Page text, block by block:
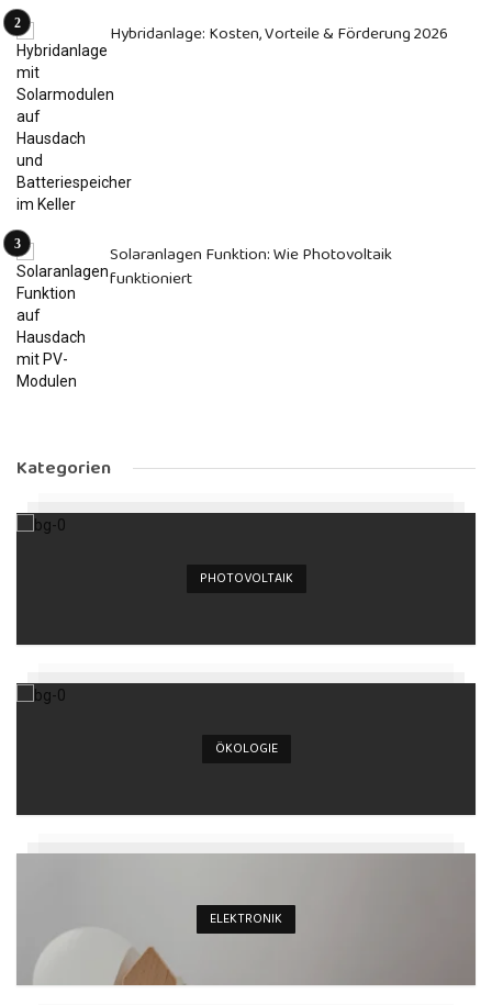
Hybridanlage: Kosten, Vorteile & Förderung 2026
Solaranlagen Funktion: Wie Photovoltaik
funktioniert
Kategorien
PHOTOVOLTAIK
ÖKOLOGIE
ELEKTRONIK